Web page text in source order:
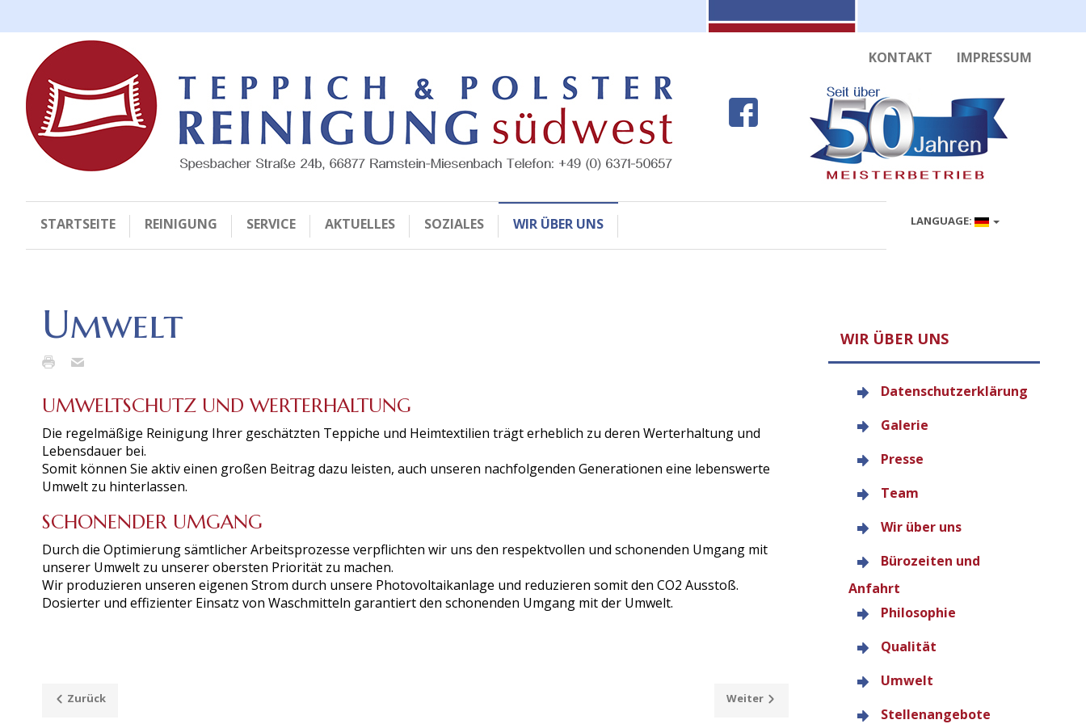
KONTAKT IMPRESSUM
STARTSEITE REINIGUNG SERVICE AKTUELLES SOZIALES WIR ÜBER UNS LANGUAGE:
Umwelt
UMWELTSCHUTZ UND WERTERHALTUNG
Die regelmäßige Reinigung Ihrer geschätzten Teppiche und Heimtextilien trägt erheblich zu deren Werterhaltung und
Lebensdauer bei.
Somit können Sie aktiv einen großen Beitrag dazu leisten, auch unseren nachfolgenden Generationen eine lebenswerte
Umwelt zu hinterlassen.
SCHONENDER UMGANG
Durch die Optimierung sämtlicher Arbeitsprozesse verpflichten wir uns den respektvollen und schonenden Umgang mit
unserer Umwelt zu unserer obersten Priorität zu machen.
Wir produzieren unseren eigenen Strom durch unsere Photovoltaikanlage und reduzieren somit den CO2 Ausstoß.
Dosierter und effizienter Einsatz von Waschmitteln garantiert den schonenden Umgang mit der Umwelt.
Zurück Weiter
WIR ÜBER UNS
Datenschutzerklärung
Galerie
Presse
Team
Wir über uns
Bürozeiten und
Anfahrt
Philosophie
Qualität
Umwelt
Stellenangebote